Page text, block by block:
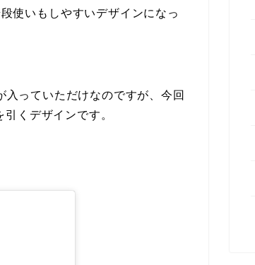
使いもしやすいデザインになっ
っていただけなのですが、今回
くデザインです。